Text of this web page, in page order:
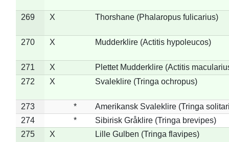
269 X Thorshane (Phalaropus fulicarius)
270 X Mudderklire (Actitis hypoleucos)
271 X
Plettet Mudderklire (Actitis
272
X Svaleklire (Tringa ochropus)
273 *
Amerikansk Svaleklire (Tringa
274
*
Sibirisk Gråklire (Tringa brevipes)
275
X Lille Gulben (Tringa flavipes)